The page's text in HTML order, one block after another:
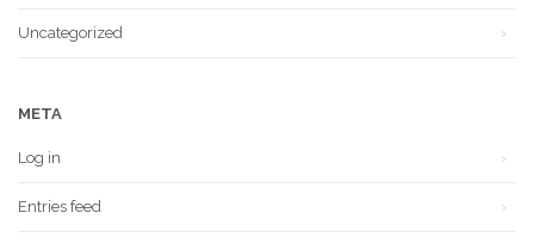
Uncategorized
META
Log in
Entries feed